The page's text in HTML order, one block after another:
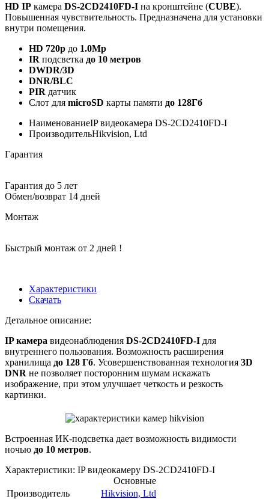
HD IP камера DS-2CD2410FD-I на кронштейне (CUBE).
Повышенная чувствительность. Предназначена для установки
внутри помещения.
HD 720p до 1.0Mp
IR подсветка до 10 метров
DWDR/3D
DNR/BLC
PIR датчик
Слот для microSD карты памяти до 128Гб
НаименованиеIP видеокамера DS-2CD2410FD-I
ПроизводительHikvision, Ltd
Гарантия
Гарантия до 5 лет
Обмен/возврат 14 дней
Монтаж
Быстрый монтаж от 2 дней !
Характеристики
Скачать
Детальное описание:
IP камера видеонаблюдения DS-2CD2410FD-I для
внутреннего пользования. Возможность расширения
хранилища до 128 Гб. Усовершенствованная технология 3D
DNR не позволяет посторонним шумам искажать
изображение, при этом улучшает четкость и резкость
картинки.
Встроенная ИК-подсветка дает возможность видимости
ночью до 10 метров.
Характеристики: IP видеокамеру DS-2CD2410FD-I
Основные
Производитель
Hikvision, Ltd